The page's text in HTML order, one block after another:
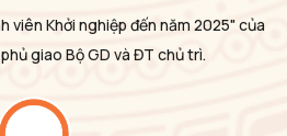
viên Khởi nghiệp đến năm 2025" của
giao Bộ GD và ĐT chủ trì.